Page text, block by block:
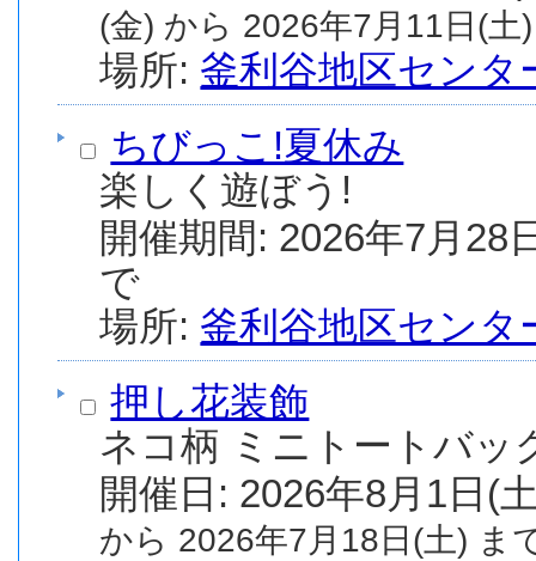
(金) から 2026年7月11日(土
場所: 釜利谷地区センタ
ちびっこ!夏休み
楽しく遊ぼう!
開催期間: 2026年7月28
場所: 釜利谷地区センタ
押し花装飾
ネコ柄 ミニトートバッ
から 2026年7月18日(土) ま